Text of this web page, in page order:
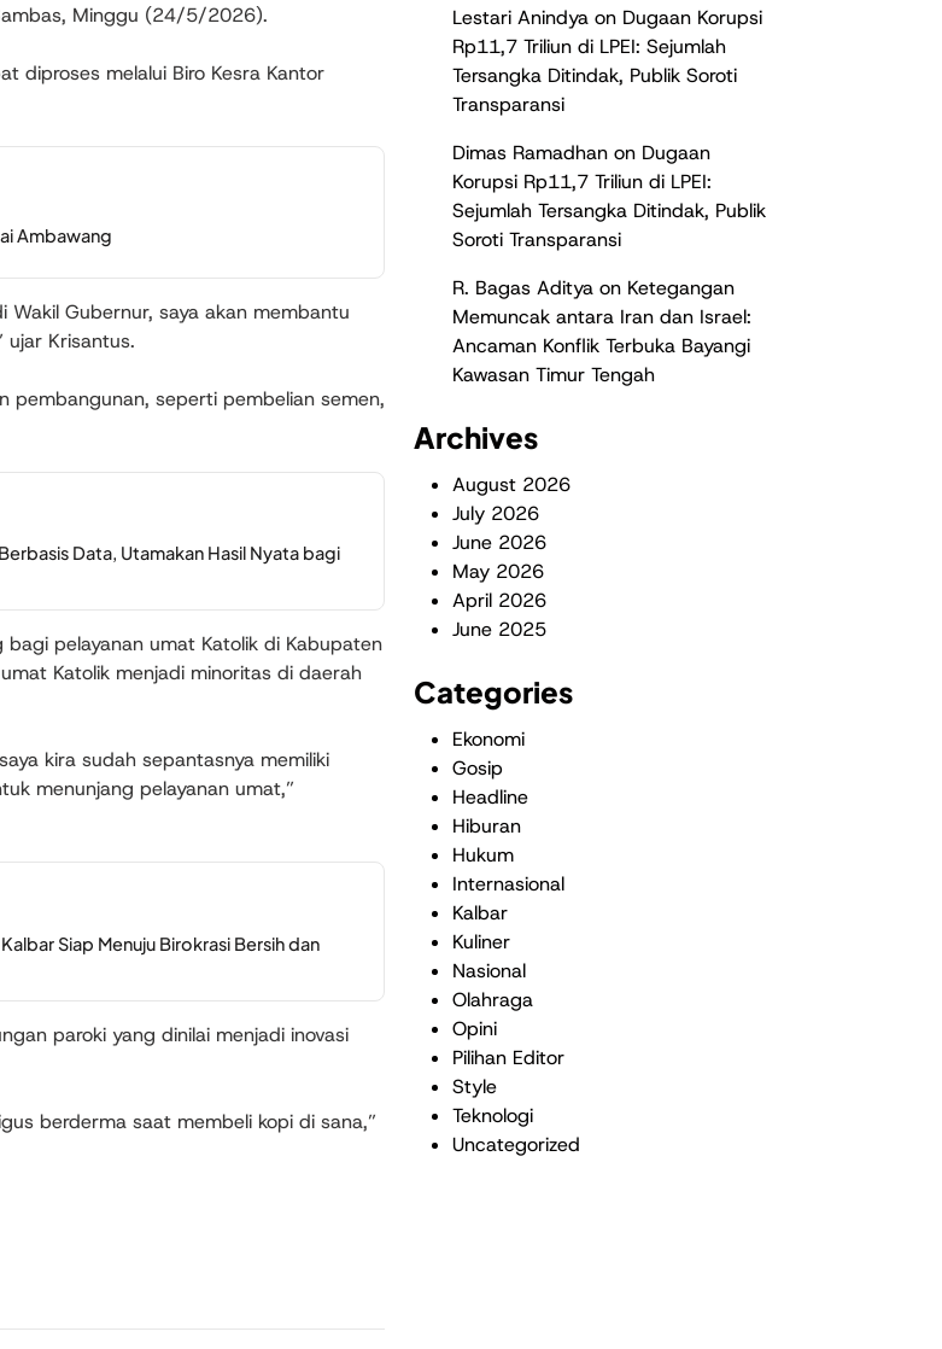
Minggu (24/5/2026).
diproses melalui Biro Kesra Kantor
Ambawang
Gubernur, saya akan membantu
ujar Krisantus.
seperti pembelian semen,
Data, Utamakan Hasil Nyata bagi
bagi pelayanan umat Katolik di Kabupaten
Katolik menjadi minoritas di daerah
kira sudah sepantasnya memiliki
menunjang pelayanan umat,”
Siap Menuju Birokrasi Bersih dan
paroki yang dinilai menjadi inovasi
berderma saat membeli kopi di sana,”
Lestari Anindya on Dugaan Korupsi
Rp11,7 Triliun di LPEI: Sejumlah
Tersangka Ditindak, Publik Soroti
Transparansi
Dimas Ramadhan on Dugaan
Korupsi Rp11,7 Triliun di LPEI:
Sejumlah Tersangka Ditindak, Publik
Soroti Transparansi
R. Bagas Aditya on Ketegangan
Memuncak antara Iran dan Israel:
Ancaman Konflik Terbuka Bayangi
Kawasan Timur Tengah
Archives
August 2026
July 2026
June 2026
May 2026
April 2026
June 2025
Categories
Ekonomi
Gosip
Headline
Hiburan
Hukum
Internasional
Kalbar
Kuliner
Nasional
Olahraga
Opini
Pilihan Editor
Style
Teknologi
Uncategorized